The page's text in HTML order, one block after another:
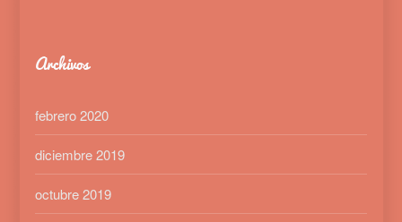
Archivos
febrero 2020
diciembre 2019
octubre 2019